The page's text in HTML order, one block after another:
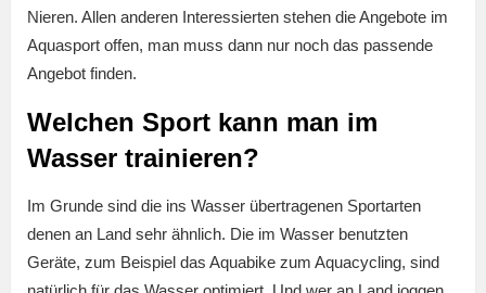
Nieren. Allen anderen Interessierten stehen die Angebote im
Aquasport offen, man muss dann nur noch das passende
Angebot finden.
Welchen Sport kann man im
Wasser trainieren?
Im Grunde sind die ins Wasser übertragenen Sportarten
denen an Land sehr ähnlich. Die im Wasser benutzten
Geräte, zum Beispiel das Aquabike zum Aquacycling, sind